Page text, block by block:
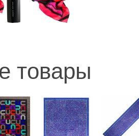
товары